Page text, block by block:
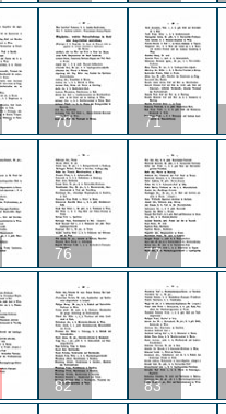
70 71
76 77
82 83